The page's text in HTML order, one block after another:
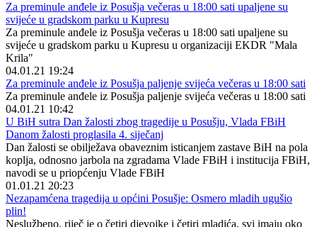
Za preminule anđele iz Posušja večeras u 18:00 sati upaljene su
svijeće u gradskom parku u Kupresu
Za preminule anđele iz Posušja večeras u 18:00 sati upaljene su
svijeće u gradskom parku u Kupresu u organizaciji EKDR "Mala
Krila"
04.01.21 19:24
Za preminule anđele iz Posušja paljenje svijeća večeras u 18:00 sati
Za preminule anđele iz Posušja paljenje svijeća večeras u 18:00 sati
04.01.21 10:42
U BiH sutra Dan žalosti zbog tragedije u Posušju, Vlada FBiH
Danom žalosti proglasila 4. siječanj
Dan žalosti se obilježava obaveznim isticanjem zastave BiH na pola
koplja, odnosno jarbola na zgradama Vlade FBiH i institucija FBiH,
navodi se u priopćenju Vlade FBiH
01.01.21 20:23
Nezapamćena tragedija u općini Posušje: Osmero mladih ugušio
plin!
Neslužbeno, riječ je o četiri djevojke i četiri mladića, svi imaju oko